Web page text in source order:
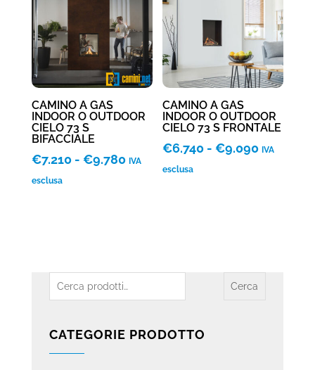
€11.630
€10.805
CAMINO A GAS
INDOOR O OUTDOOR
CIELO 73 S
BIFACCIALE
€7.210 - €9.780Fascia
IVA
esclusa
CAMINO A GAS
INDOOR O OUTDOOR
CIELO 73 S FRONTALE
€6.740 - €9.090Fascia
IVA
esclusa
Cerca: Cerca
CATEGORIE PRODOTTO